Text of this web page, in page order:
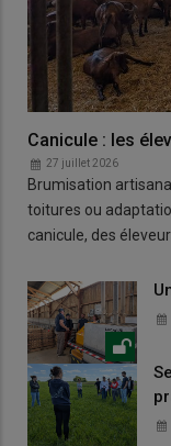
Canicule : les
27 juillet 2026
Brumisation
toitures ou
canicule, des